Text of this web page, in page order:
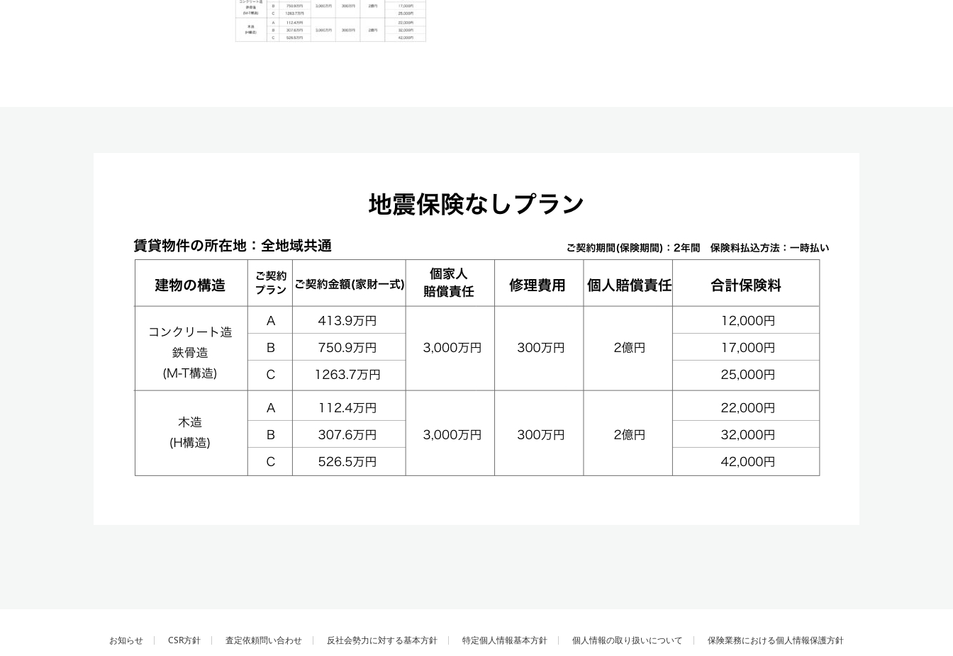
お知らせ CSR方針 査定依頼問い合わせ 反社会勢力に対する基本方針 特定個人情報基本方針 個人情報の取り扱いについて 保険業務における個人情報保護方針